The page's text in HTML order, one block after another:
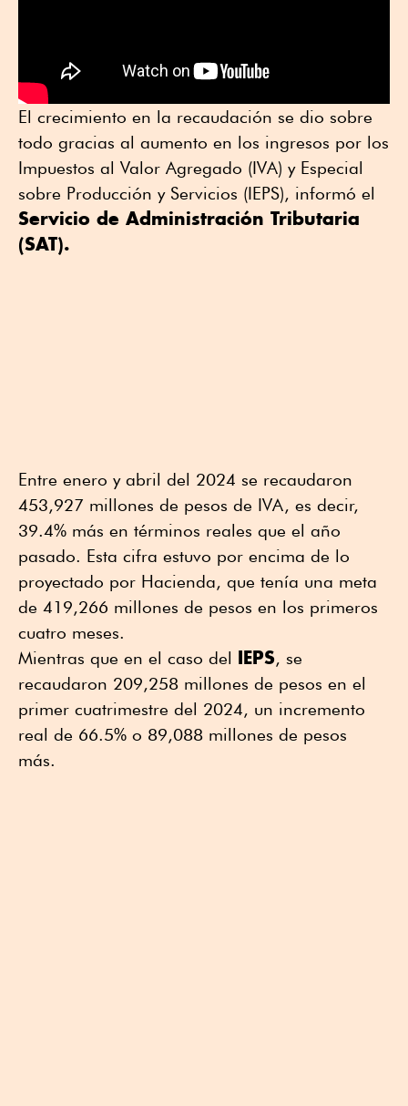
El crecimiento en la recaudación se dio sobre
todo gracias al aumento en los ingresos por los
Impuestos al Valor Agregado (IVA) y Especial
sobre Producción y Servicios (IEPS), informó el
Servicio de Administración Tributaria
(SAT).
Entre enero y abril del 2024 se recaudaron
453,927 millones de pesos de IVA, es decir,
39.4% más en términos reales que el año
pasado. Esta cifra estuvo por encima de lo
proyectado por Hacienda, que tenía una meta
de 419,266 millones de pesos en los primeros
cuatro meses.
Mientras que en el caso del IEPS, se
recaudaron 209,258 millones de pesos en el
primer cuatrimestre del 2024, un incremento
real de 66.5% o 89,088 millones de pesos
más.